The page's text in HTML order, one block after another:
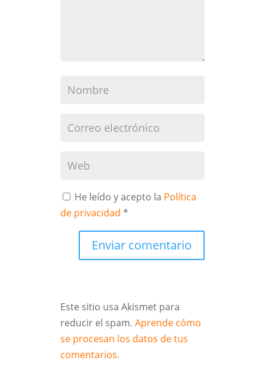
He leído y acepto la Política
de privacidad*
Enviar comentario
Este sitio usa Akismet para
reducir el spam.Aprende cómo
se procesan los datos de tus
comentarios.